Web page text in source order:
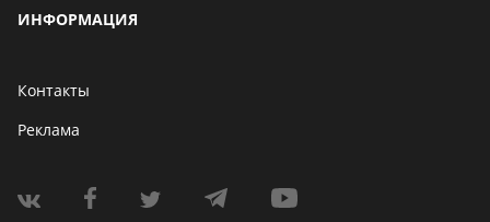
ИНФОРМАЦИЯ
Контакты
Реклама